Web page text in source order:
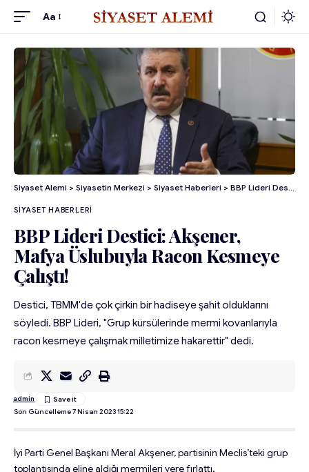
Aa
Siyaset Alemi > Siyasetin Merkezi > Siyaset Haberleri > BBP Lideri Destici: Akşener, Mafya Üslubuyla Racon Kesmeye Çalıştı!
SIYASET HABERLERI
BBP Lideri Destici: Akşener,
Mafya Üslubuyla Racon Kesmeye
Çalıştı!
Destici, TBMM'de çok çirkin bir hadiseye şahit olduklarını
söyledi. BBP Lideri, "Grup kürsülerinde mermi kovanlarıyla
racon kesmeye çalışmak milletimize hakarettir" dedi.
Son Güncelleme 7 Nisan 2023 15:22
admin
İyi Parti Genel Başkanı Meral Akşener, partisinin Meclis’teki grup
toplantısında eline aldığı mermileri yere fırlattı.